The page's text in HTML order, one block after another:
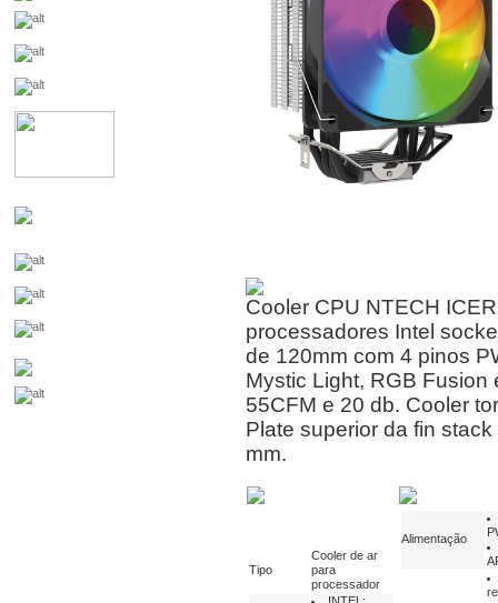
Cooler CPU NTECH
processadores Intel
de 120mm com 4 pinos
Mystic Light, RGB Fusion
55CFM e 20 db. Cooler
Plate superior da fin
mm.
Tipo
Cooler de ar
para
processador
Alimentação